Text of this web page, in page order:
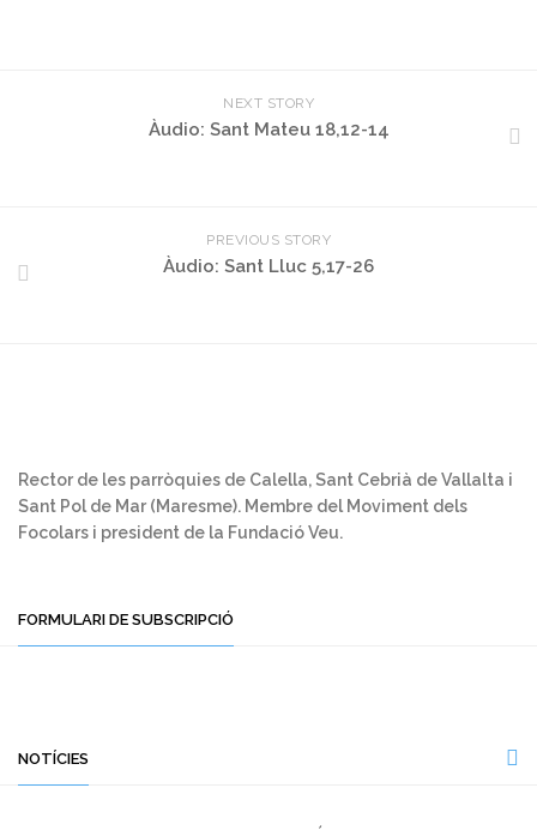
NEXT STORY
Àudio: Sant Mateu 18,12-14
PREVIOUS STORY
Àudio: Sant Lluc 5,17-26
Rector de les parròquies de Calella, Sant Cebrià de Vallalta i
Sant Pol de Mar (Maresme). Membre del Moviment dels
Focolars i president de la Fundació Veu.
FORMULARI DE SUBSCRIPCIÓ
NOTÍCIES